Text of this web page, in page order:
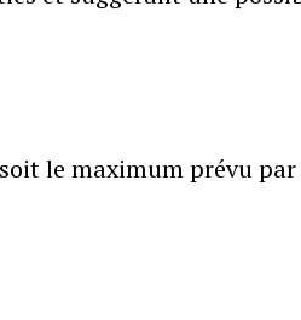
le maximum prévu